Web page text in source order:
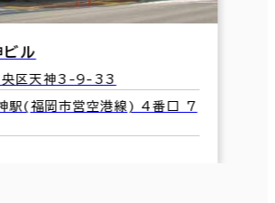
ビル
央区天神3-9-33
神駅(福岡市営空港線) 4番口 7